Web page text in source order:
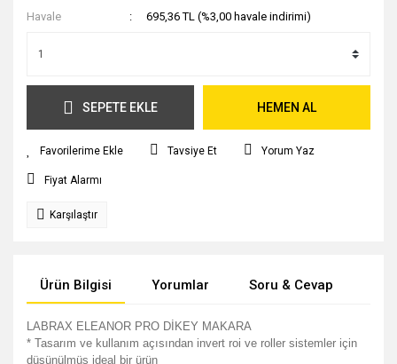
Havale
695,36 TL (%3,00 havale indirimi)
SEPETE EKLE HEMEN AL
Tavsiye Et Yorum Yaz
Fiyat Alarmı
Karşılaştır
Ürün Bilgisi Yorumlar Soru & Cevap
LABRAX ELEANOR PRO DİKEY MAKARA
* Tasarım ve kullanım açısından invert roi ve roller sistemler için
düşünülmüş ideal bir ürün